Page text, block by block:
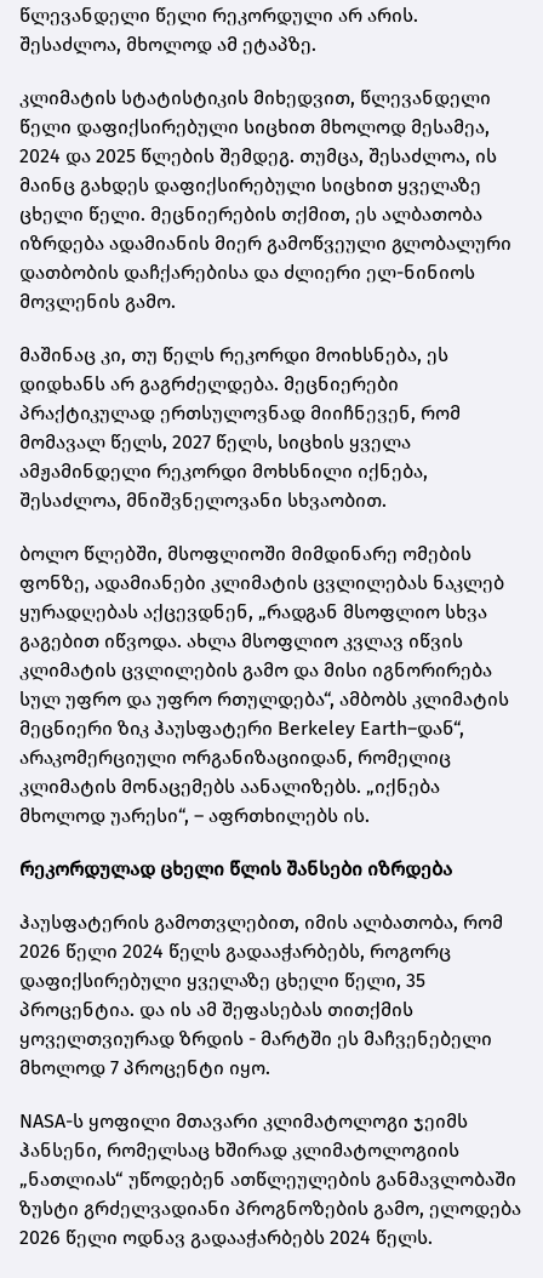
წლევანდელი წელი რეკორდული არ არის.
შესაძლოა, მხოლოდ ამ ეტაპზე.
კლიმატის სტატისტიკის მიხედვით, წლევანდელი
წელი დაფიქსირებული სიცხით მხოლოდ მესამეა,
2024 და 2025 წლების შემდეგ. თუმცა, შესაძლოა, ის
მაინც გახდეს დაფიქსირებული სიცხით ყველაზე
ცხელი წელი. მეცნიერების თქმით, ეს ალბათობა
იზრდება ადამიანის მიერ გამოწვეული გლობალური
დათბობის დაჩქარებისა და ძლიერი ელ-ნინიოს
მოვლენის გამო.
მაშინაც კი, თუ წელს რეკორდი მოიხსნება, ეს
დიდხანს არ გაგრძელდება. მეცნიერები
პრაქტიკულად ერთსულოვნად მიიჩნევენ, რომ
მომავალ წელს, 2027 წელს, სიცხის ყველა
ამჟამინდელი რეკორდი მოხსნილი იქნება,
შესაძლოა, მნიშვნელოვანი სხვაობით.
ბოლო წლებში, მსოფლიოში მიმდინარე ომების
ფონზე, ადამიანები კლიმატის ცვლილებას ნაკლებ
ყურადღებას აქცევდნენ, „რადგან მსოფლიო სხვა
გაგებით იწვოდა. ახლა მსოფლიო კვლავ იწვის
კლიმატის ცვლილების გამო და მისი იგნორირება
სულ უფრო და უფრო რთულდება“, ამბობს კლიმატის
მეცნიერი ზიკ ჰაუსფატერი Berkeley Earth–დან“,
არაკომერციული ორგანიზაციიდან, რომელიც
კლიმატის მონაცემებს აანალიზებს. „იქნება
მხოლოდ უარესი“, – აფრთხილებს ის.
რეკორდულად ცხელი წლის შანსები იზრდება
ჰაუსფატერის გამოთვლებით, იმის ალბათობა, რომ
2026 წელი 2024 წელს გადააჭარბებს, როგორც
დაფიქსირებული ყველაზე ცხელი წელი, 35
პროცენტია. და ის ამ შეფასებას თითქმის
ყოველთვიურად ზრდის - მარტში ეს მაჩვენებელი
მხოლოდ 7 პროცენტი იყო.
NASA-ს ყოფილი მთავარი კლიმატოლოგი ჯეიმს
ჰანსენი, რომელსაც ხშირად კლიმატოლოგიის
„ნათლიას“ უწოდებენ ათწლეულების განმავლობაში
ზუსტი გრძელვადიანი პროგნოზების გამო, ელოდება
2026 წელი ოდნავ გადააჭარბებს 2024 წელს.